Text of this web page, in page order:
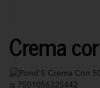
Crema